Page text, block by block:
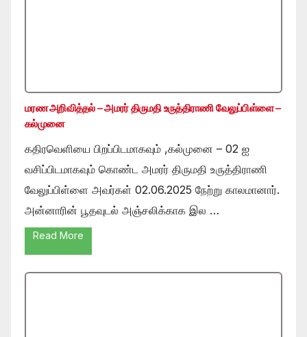
மரண அறிவித்தல் – அமரர் திருமதி உருத்திராணி வேலுப்பிள்ளை –
கல்முனை
கதிரவெளியை பிறப்பிடமாகவும் ,கல்முனை – 02 ஐ
வசிப்பிடமாகவும் கொண்ட அமரர் திருமதி உருத்திராணி
வேலுப்பிள்ளை அவர்கள் 02.06.2025 நேற்று காலமானார்.
அன்னாரின் பூதவுடல் அஞ்சலிக்காக இல …
Read More